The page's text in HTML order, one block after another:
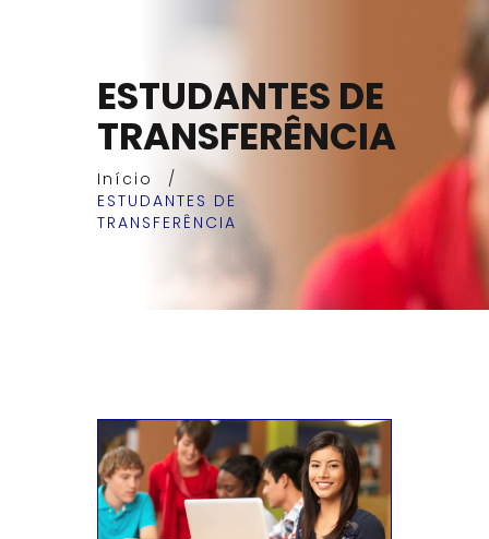
ESTUDANTES DE
TRANSFERÊNCIA
Início
/
ESTUDANTES DE
TRANSFERÊNCIA